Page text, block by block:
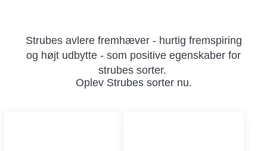
Strubes avlere fremhæver - hurtig fremspiring
og højt udbytte - som positive egenskaber for
strubes sorter.
Oplev Strubes sorter nu.